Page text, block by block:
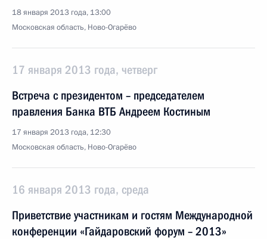
18 января 2013 года, 13:00
Московская область, Ново-Огарёво
17 января 2013 года, четверг
Встреча с президентом – председателем
правления Банка ВТБ Андреем Костиным
17 января 2013 года, 12:30
Московская область, Ново-Огарёво
16 января 2013 года, среда
Приветствие участникам и гостям Международной
конференции «Гайдаровский форум – 2013»